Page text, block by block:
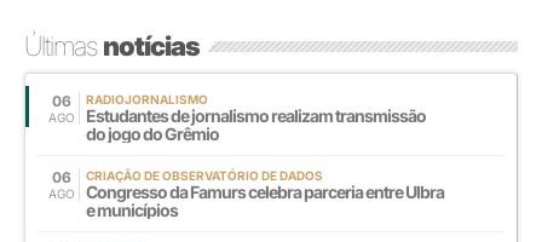
Últimasnotícias
06
AGO
RADIOJORNALISMO
Estudantes de jornalismo realizam transmissão
do jogo do Grêmio
06
AGO
CRIAÇÃO DE OBSERVATÓRIO DE DADOS
Congresso da Famurs celebra parceria entre Ulbra
e municípios